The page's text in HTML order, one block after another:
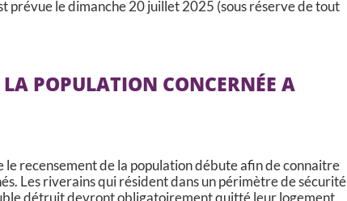
prévue le dimanche 20 juillet 2025 (sous réserve de tout
LA POPULATION CONCERNÉE A
recensement de la population débute afin de connaitre
Les riverains qui résident dans un périmètre de sécurité
détruit devront obligatoirement quitté leur logement